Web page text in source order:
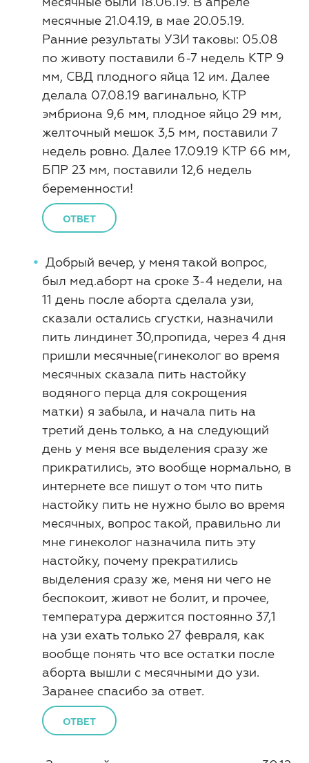
месячные 21.04.19, в мае 20.05.19.
Ранние результаты УЗИ таковы: 05.08
по животу поставили 6-7 недель КТР 9
мм, СВД плодного яйца 12 им. Далее
делала 07.08.19 вагинально, КТР
эмбриона 9,6 мм, плодное яйцо 29 мм,
желточный мешок 3,5 мм, поставили 7
недель ровно. Далее 17.09.19 КТР 66 мм,
БПР 23 мм, поставили 12,6 недель
беременности!
ОТВЕТ
Добрый вечер, у меня такой вопрос,
был мед.аборт на сроке 3-4 недели, на
11 день после аборта сделала узи,
сказали остались сгустки, назначили
пить линдинет 30,пропида, через 4 дня
пришли месячные(гинеколог во время
месячных сказала пить настойку
водяного перца для сокрощения
матки) я забыла, и начала пить на
третий день только, а на следующий
день у меня все выделения сразу же
прикратились, это вообще нормально, в
интернете все пишут о том что пить
настойку пить не нужно было во время
месячных, вопрос такой, правильно ли
мне гинеколог назначила пить эту
настойку, почему прекратились
выделения сразу же, меня ни чего не
беспокоит, живот не болит, и прочее,
температура держится постоянно 37,1
на узи ехать только 27 февраля, как
вообще понять что все остатки после
аборта вышли с месячными до узи.
Заранее спасибо за ответ.
ОТВЕТ